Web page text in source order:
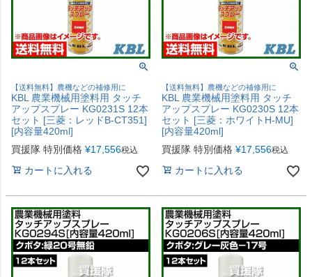
【送料無料】農機などの補修用に
KBL 農業機械用塗料用 タッチ
アップスプレー KG0231S 12本
セット [三菱：レッドB-CT351]
[内容量420ml]
買援隊 特別価格 ¥17,556税込
カートに入れる
【送料無料】農機などの補修用に
KBL 農業機械用塗料用 タッチ
アップスプレー KG0230S 12本
セット [三菱：ホワイトH-MU]
[内容量420ml]
買援隊 特別価格 ¥17,556税込
カートに入れる